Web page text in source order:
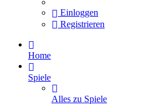
Einloggen
Registrieren
Home
Spiele
Alles zu Spiele